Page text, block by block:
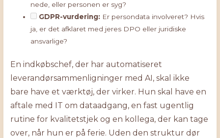
nede, eller personen er syg?
GDPR-vurdering: Er persondata involveret? Hvis
ja, er det afklaret med jeres DPO eller juridiske
ansvarlige?
En indkøbschef, der har automatiseret
leverandørsammenligninger med AI, skal ikke
bare have et værktøj, der virker. Hun skal have en
aftale med IT om dataadgang, en fast ugentlig
rutine for kvalitetstjek og en kollega, der kan tage
over, når hun er på ferie. Uden den struktur dør